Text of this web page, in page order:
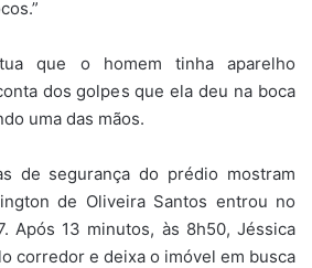
que o homem tinha aparelho
dos golpes que ela deu na boca
uma das mãos.
de segurança do prédio mostram
de Oliveira Santos entrou no
Após 13 minutos, às 8h50, Jéssica
corredor e deixa o imóvel em busca